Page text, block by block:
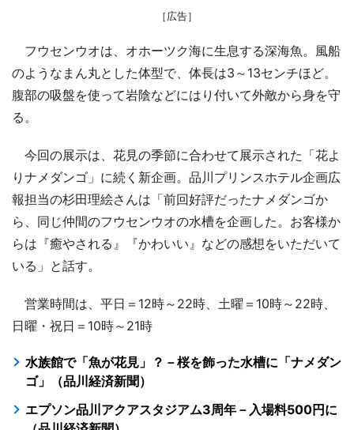
［広告］
フウセンウオは、オホーツク海に生息する深海魚。風船
のようなまん丸とした体型で、体長は3～13センチほど。
腹部の吸盤を使って岩陰などにはり付いて外敵から身を守
る。
今回の展示は、花見の季節に合わせて展示された「花よ
りナメダンゴ」に続く新企画。品川プリンスホテル企画広
報担当の杉田理絵さんは「前回好評だったナメダンゴか
ら、同じ仲間のフウセンウオの水槽を企画した。お客様か
らは『癒やされる』『かわいい』などの感想をいただいて
いる」と話す。
営業時間は、平日＝12時～22時、土曜＝10時～22時、
日曜・祝日＝10時～21時
水族館で「魚が花見」？－桜を飾った水槽に「ナメダン
ゴ」（品川経済新聞）
エプソン品川アクアスタジアム3周年－入場料500円に